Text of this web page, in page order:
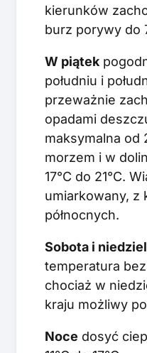
kierunków
burz porywy do
W piątek
południu i
przeważnie
opadami
maksymalna od
morzem i w
17°C do 21°C.
umiarkowany, z
północnych.
Sobota i
temperatura
chociaż w
kraju możliwy
Noce dosyć